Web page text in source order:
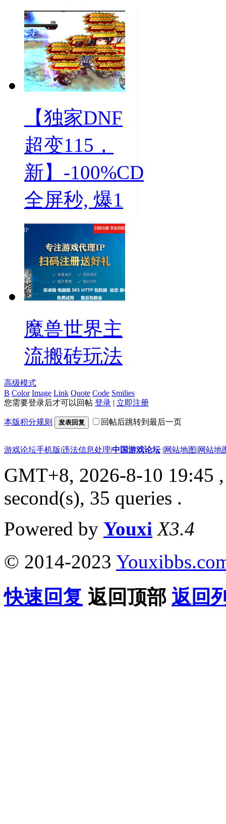
【独家DNF
超变115，
新】-100%CD
全屏秒, 爆1
魔兽世界主
流搬砖玩法
高级模式
B Color Image Link Quote Code Smilies
您需要登录后才可以回帖 登录 | 立即注册
本版积分规则 发表回复 回帖后跳转到最后一页
游戏论坛手机版|违法信息处理|中国游戏论坛 |网站地图|网站地
GMT+8, 2026-8-10 19:45
second(s), 35 queries .
Powered by Youxi X3.4
© 2014-2023
快速回复 返回顶部 返回